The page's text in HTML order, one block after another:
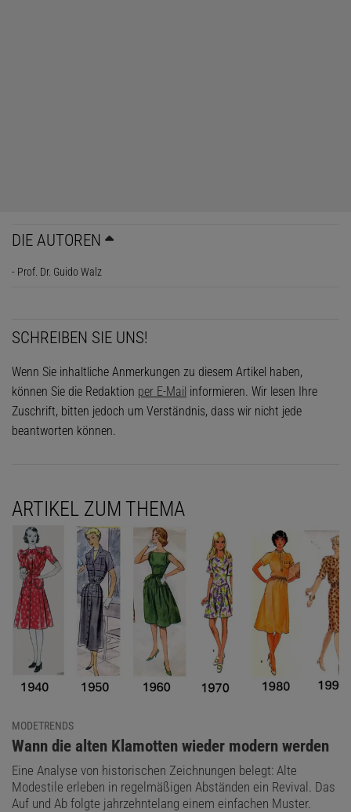
DIE AUTOREN
- Prof. Dr. Guido Walz
SCHREIBEN SIE UNS!
Wenn Sie inhaltliche Anmerkungen zu diesem Artikel haben,
können Sie die Redaktion per E-Mail informieren. Wir lesen Ihre
Zuschrift, bitten jedoch um Verständnis, dass wir nicht jede
beantworten können.
ARTIKEL ZUM THEMA
MODETRENDS
:
Wann die alten Klamotten wieder modern werden
Eine Analyse von historischen Zeichnungen belegt: Alte
Modestile erleben in regelmäßigen Abständen ein Revival. Das
Auf und Ab folgte jahrzehntelang einem einfachen Muster.